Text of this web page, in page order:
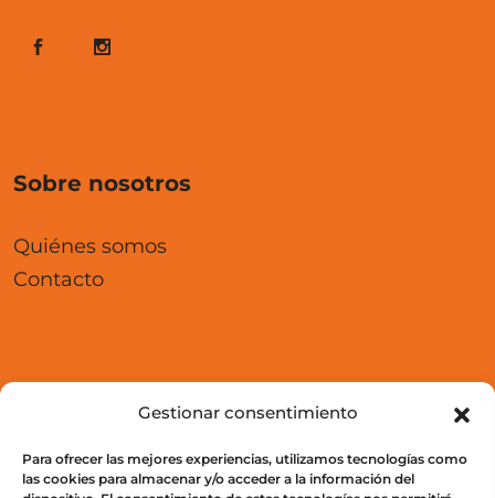
Gestionar consentimiento
Para ofrecer las mejores experiencias, utilizamos tecnologías como
las cookies para almacenar y/o acceder a la información del
Sobre nosotros
Quiénes somos
Contacto
Aula Virtual
Cursos